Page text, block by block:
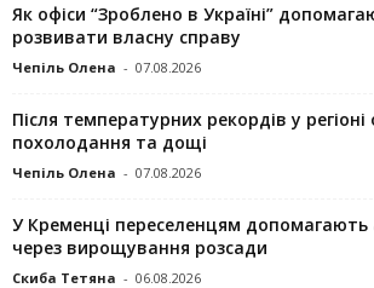
Як офіси “Зроблено в Україні”
розвивати власну справу
Чепіль Олена - 07.08.2026
Після температурних рекордів у регіоні
похолодання та дощі
Чепіль Олена - 07.08.2026
У Кременці переселенцям допомагають
через вирощування розсади
Скиба Тетяна - 06.08.2026